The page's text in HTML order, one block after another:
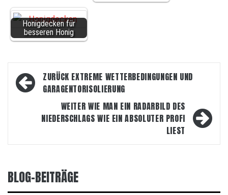
Honigdecken für
besseren Honig
Beitragsnavigation
ZURÜCK EXTREME WETTERBEDINGUNGEN UND
GARAGENTORISOLIERUNG
WEITER WIE MAN EIN RADARBILD DES
NIEDERSCHLAGS WIE EIN ABSOLUTER PROFI
LIEST
BLOG-BEITRÄGE